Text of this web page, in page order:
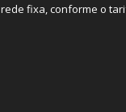
fixa, conforme o